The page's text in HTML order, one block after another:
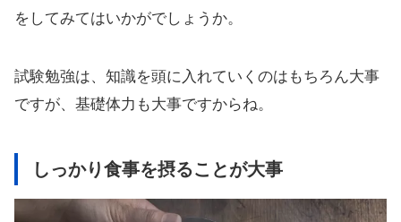
をしてみてはいかがでしょうか。
試験勉強は、知識を頭に入れていくのはもちろん大事
ですが、基礎体力も大事ですからね。
しっかり食事を摂ることが大事